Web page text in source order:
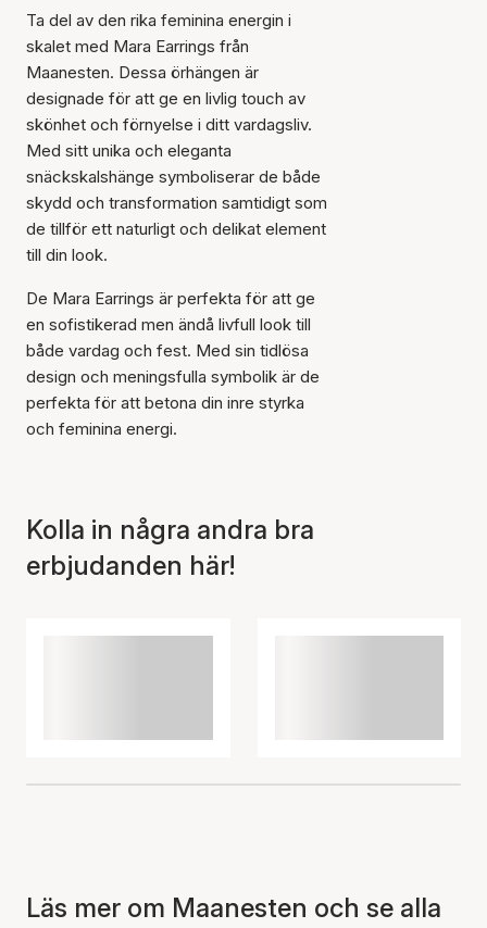
Ta del av den rika feminina energin i
skalet med Mara Earrings från
Maanesten. Dessa örhängen är
designade för att ge en livlig touch av
skönhet och förnyelse i ditt vardagsliv.
Med sitt unika och eleganta
snäckskalshänge symboliserar de både
skydd och transformation samtidigt som
de tillför ett naturligt och delikat element
till din look.
De Mara Earrings är perfekta för att ge
en sofistikerad men ändå livfull look till
både vardag och fest. Med sin tidlösa
design och meningsfulla symbolik är de
perfekta för att betona din inre styrka
och feminina energi.
Kolla in några andra bra
erbjudanden här!
Läs mer om Maanesten och se alla